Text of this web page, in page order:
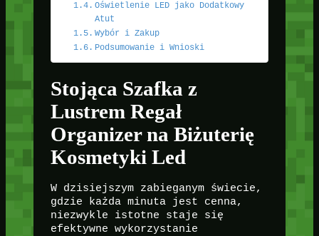
Oświetlenie LED jako Dodatkowy
Atut
Wybór i Zakup
Podsumowanie i Wnioski
Stojąca Szafka z
Lustrem Regał
Organizer na Biżuterię
Kosmetyki Led
W dzisiejszym zabieganym świecie,
gdzie każda minuta jest cenna,
niezwykle istotne staje się
efektywne wykorzystanie